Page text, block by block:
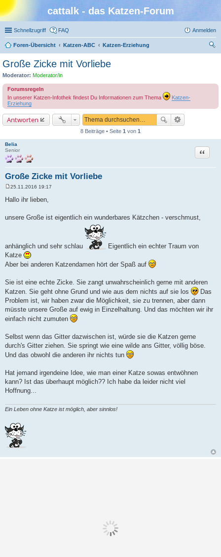
cattalk - das Katzen-Forum
Schnellzugriff FAQ Anmelden
Foren-Übersicht Katzen-ABC
Katzen-Erziehung
Große Zicke mit Vorliebe
Moderator: Moderator/in
Forumsregeln
In unserer Katzen-Infothek findest Du Informationen zum Thema
Katzen-
Erziehung
Antworten
8 Beiträge • Seite 1 von 1
Belia
Senior
Große Zicke mit Vorliebe
Zitat
e
i
a
25.11.2016 19:17
Hallo ihr lieben,
unsere Große ist eigentlich ein wunderbares Kätzchen - verschmust,
anhänglich und sehr schlau
Eigentlich ein echter Traum von
Katze
Aber bei anderen Katzendamen hört der Spaß auf
Sie ist eine echte Zicke. Sie zangt unwahrscheinlich gerne mit anderen
Katzen. Sie geht ohne Grund und wie aus dem nichts auf sie los
Das
Problem ist, wir haben zwar die Möglichkeit, sie zu trennen, aber dann
müsste unsere Große auf ewig in Einzelhaltung. Und das möchten wir ihr
einfach nicht zumuten
Selbst wenn das Gitter dazwischen ist, würde sie die Katzen gerne
durch's Gitter ziehen. Sie springt wie eine wilde ans Gitter, völlig böse.
Und das obwohl die anderen ihr nichts tun
Hat jemand irgendeine Idee, wie man einer Katze sowas entwöhnen
kann? Ist das überhaupt möglich?? Ich habe da leider nicht viel
Hoffnung...
Ein Leben ohne Katze ist möglich, aber sinnlos!